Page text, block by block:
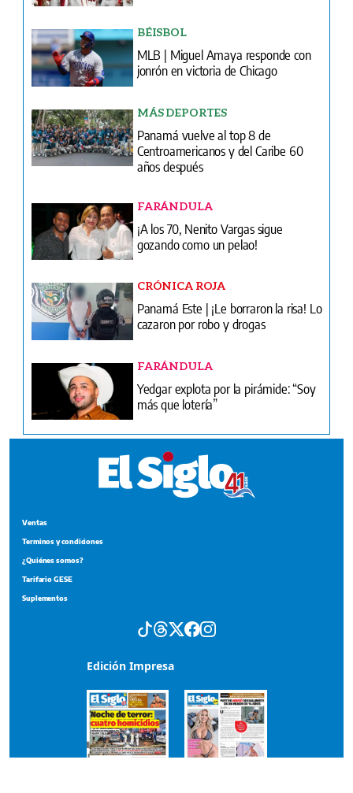
BÉISBOL
MLB | Miguel Amaya responde con
jonrón en victoria de Chicago
MÁS DEPORTES
Panamá vuelve al top 8 de
Centroamericanos y del Caribe 60
años después
FARÁNDULA
¡A los 70, Nenito Vargas sigue
gozando como un pelao!
CRÓNICA ROJA
Panamá Este | ¡Le borraron la risa! Lo
cazaron por robo y drogas
FARÁNDULA
Yedgar explota por la pirámide: “Soy
más que lotería”
Ventas
Terminos y condiciones
¿Quiénes somos?
Tarifario GESE
Suplementos
Edición Impresa